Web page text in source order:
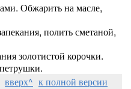
Обжарить на масле,
полить сметаной,
золотистой корочки.
вверх^ к полной версии